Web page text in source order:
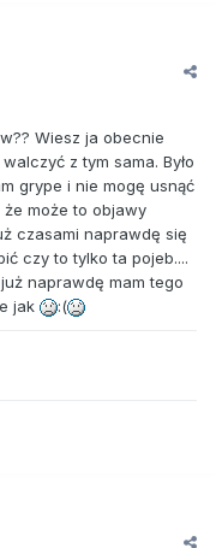
Wiesz ja obecnie
z tym sama. Było
grype i nie mogę usnąć
może to objawy
czasami naprawdę się
czy to tylko ta pojeb....
już naprawdę mam tego
jak
:(